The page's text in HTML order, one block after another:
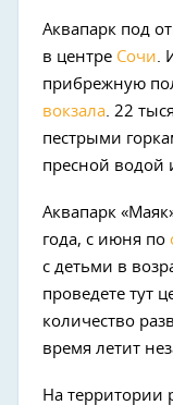
Аквапарк под
в центре Сочи.
прибрежную
вокзала. 22
пестрыми
пресной водой
Аквапарк
года, с июня по
с детьми в
проведете тут
количество
время летит
На территории